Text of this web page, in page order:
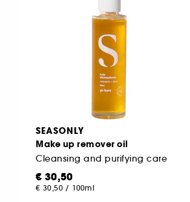
SEASONLY
Make up remover oil
Cleansing and purifying care
€ 30,50
€ 30,50 / 100ml